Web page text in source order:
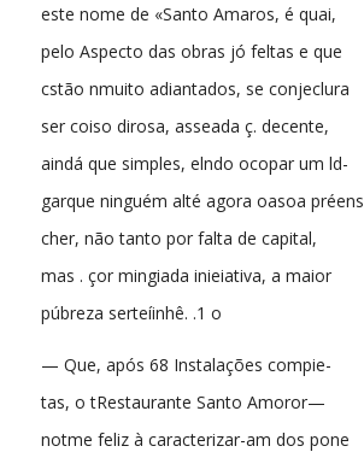
este nome de «Santo Amaros, é quai,
pelo Aspecto das obras jó feltas e que
cstão nmuito adiantados, se conjeclura
ser coiso dirosa, asseada ç. decente,
aindá que simples, elndo ocopar um ld-
garque ninguém alté agora oasoa préens
cher, não tanto por falta de capital,
mas . çor mingiada inieiativa, a maior
púbreza serteíinhê. .1 o
— Que, após 68 Instalações compie-
tas, o tRestaurante Santo Amoror—
notme feliz à caracterizar-am dos pone